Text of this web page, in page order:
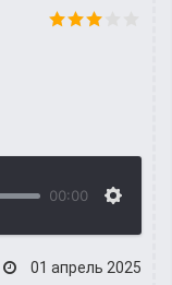
00:00
01 апрель 2025